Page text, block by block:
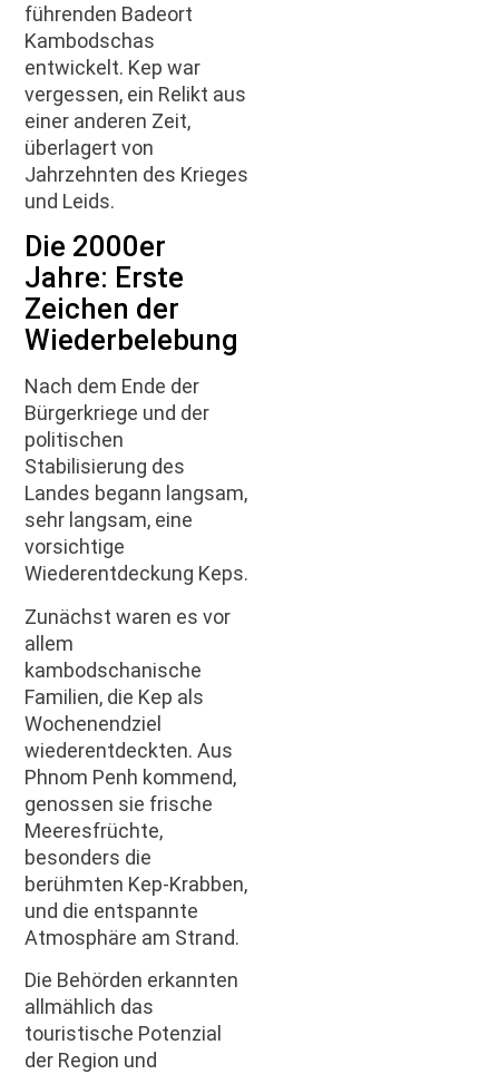
führenden Badeort
Kambodschas
entwickelt. Kep war
vergessen, ein Relikt aus
einer anderen Zeit,
überlagert von
Jahrzehnten des Krieges
und Leids.
Die 2000er
Jahre: Erste
Zeichen der
Wiederbelebung
Nach dem Ende der
Bürgerkriege und der
politischen
Stabilisierung des
Landes begann langsam,
sehr langsam, eine
vorsichtige
Wiederentdeckung Keps.
Zunächst waren es vor
allem
kambodschanische
Familien, die Kep als
Wochenendziel
wiederentdeckten. Aus
Phnom Penh kommend,
genossen sie frische
Meeresfrüchte,
besonders die
berühmten Kep-Krabben,
und die entspannte
Atmosphäre am Strand.
Die Behörden erkannten
allmählich das
touristische Potenzial
der Region und